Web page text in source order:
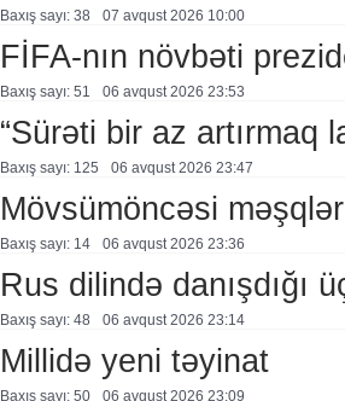
Baxış sayı: 38 07 avqust 2026 10:00
FİFA-nın növbəti
Baxış sayı: 51 06 avqust 2026 23:53
“Sürəti bir az artırmaq
Baxış sayı: 125 06 avqust 2026 23:47
Mövsümöncəsi
Baxış sayı: 14 06 avqust 2026 23:36
Rus dilində danışdığı
Baxış sayı: 48 06 avqust 2026 23:14
Millidə yeni təyinat
Baxış sayı: 50 06 avqust 2026 23:09